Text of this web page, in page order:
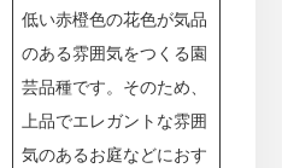
低い赤橙色の花色が気品
のある雰囲気をつくる園
芸品種です。そのため、
上品でエレガントな雰囲
気のあるお庭などにおす